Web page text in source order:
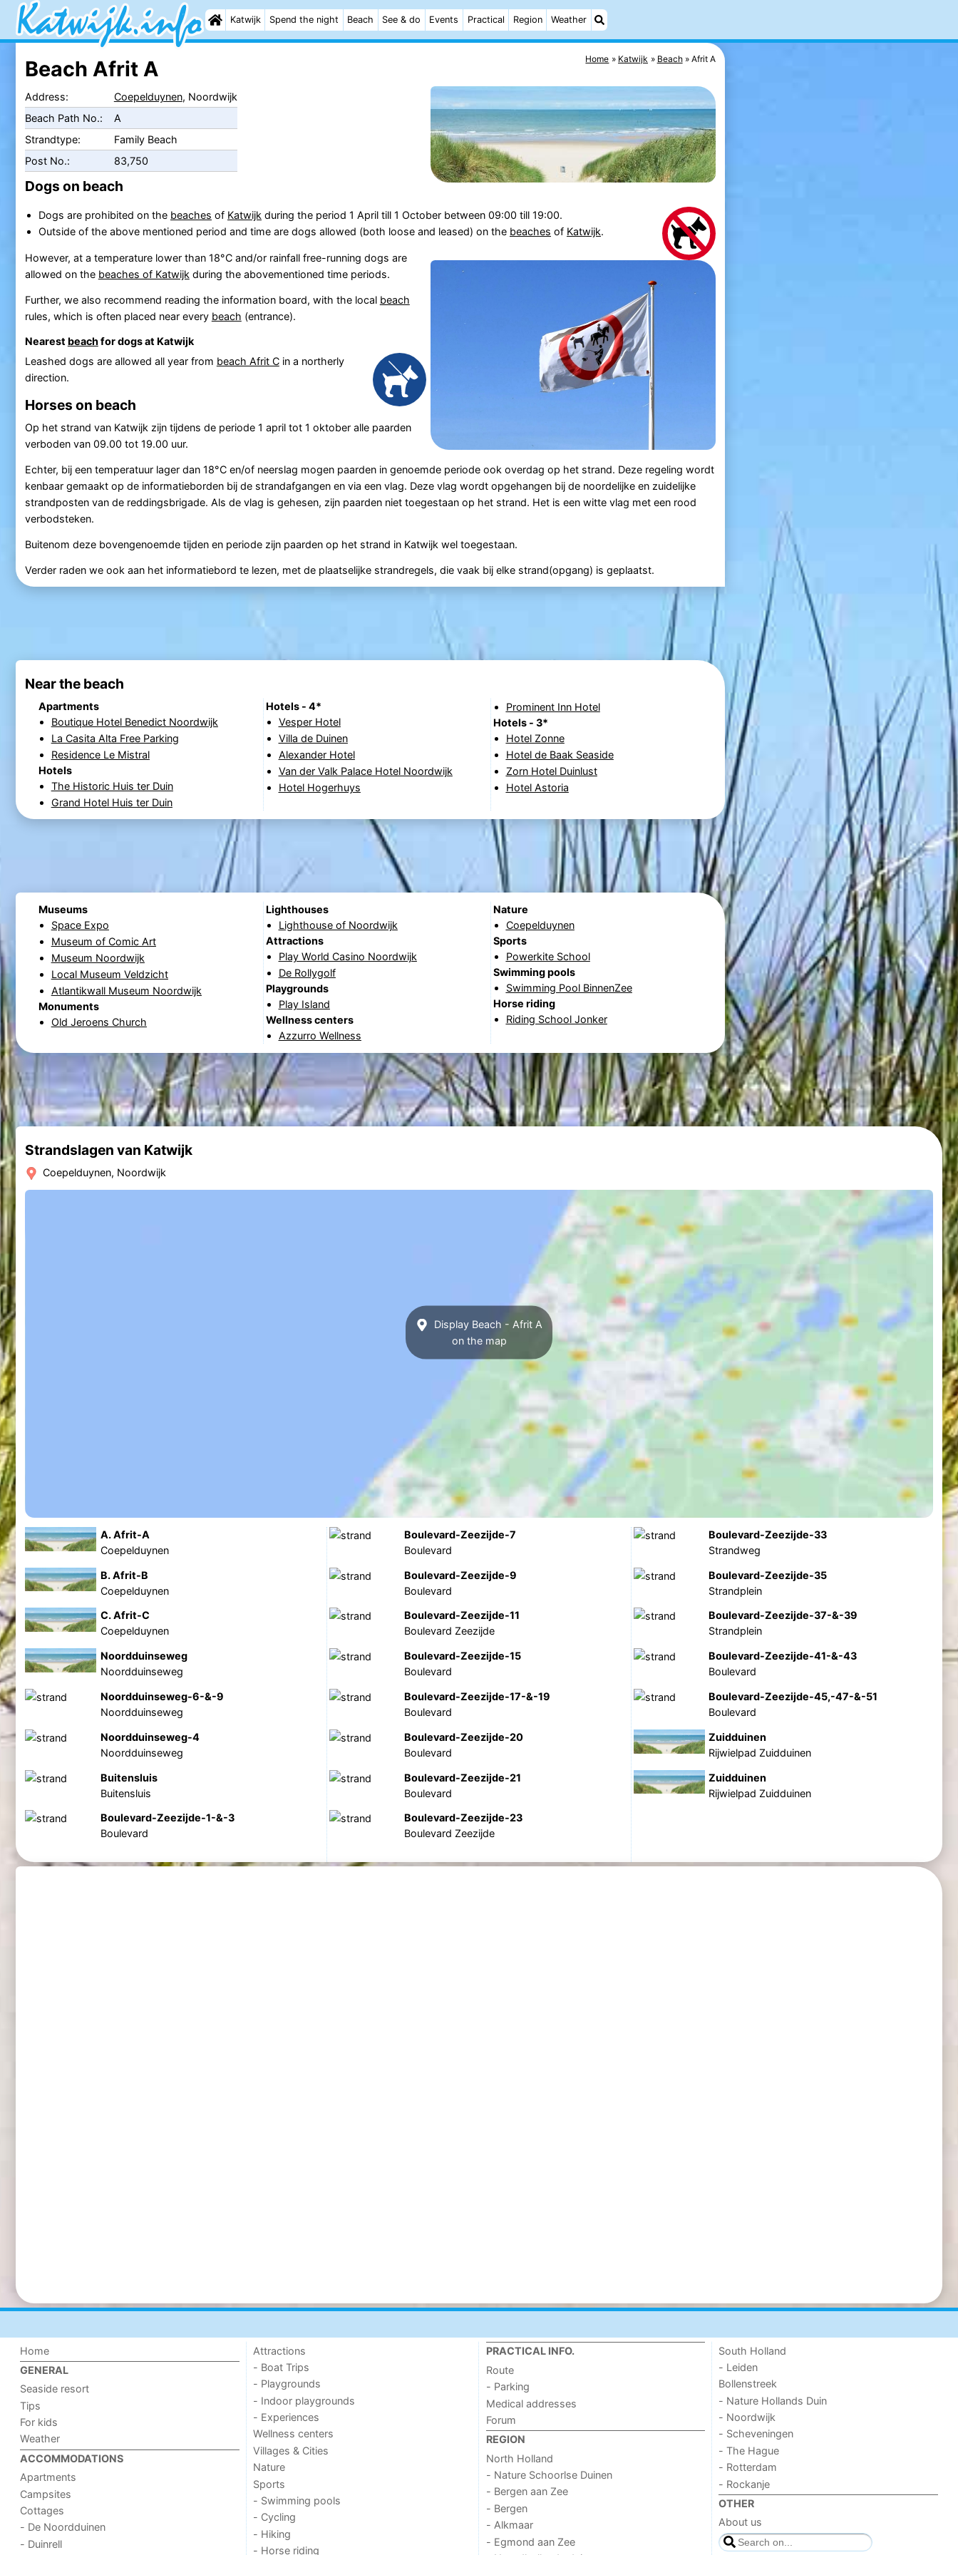
Katwijk Spend the night Beach See & do Events Practical Region Weather
Home Katwijk Beach Afrit A
Beach Afrit A
Address: Coepelduynen, Noordwijk
Beach Path No.:
A
Strandtype:
Family Beach
Post No.:
83,750
Dogs on beach
Dogs are prohibited on the beaches of Katwijk during the period 1 April till 1 October between 09:00 till 19:00.
Outside of the above mentioned period and time are dogs allowed (both loose and leased) on the beaches of Katwijk.
However, at a temperature lower than 18°C and/or rainfall free-running dogs are
allowed on the beaches of Katwijk during the abovementioned time periods.
Further, we also recommend reading the information board, with the local beach
rules, which is often placed near every beach (entrance).
Nearest beachfor dogs at Katwijk
Leashed dogs are allowed all year from beach Afrit Cin a northerly
direction.
Horses on beach
Op het strand van Katwijk zijn tijdens de periode 1 april tot 1 oktober alle paarden
verboden van 09.00 tot 19.00 uur.
Echter, bij een temperatuur lager dan 18°C en/of neerslag mogen paarden in genoemde periode ook overdag op het strand. Deze regeling wordt
kenbaar gemaakt op de informatieborden bij de strandafgangen en via een vlag. Deze vlag wordt opgehangen bij de noordelijke en zuidelijke
strandposten van de reddingsbrigade. Als de vlag is gehesen, zijn paarden niet toegestaan op het strand. Het is een witte vlag met een rood
verbodsteken.
Buitenom deze bovengenoemde tijden en periode zijn paarden op het strand in Katwijk wel toegestaan.
Verder raden we ook aan het informatiebord te lezen, met de plaatselijke strandregels, die vaak bij elke strand(opgang) is geplaatst.
Near the beach
Apartments
Boutique Hotel Benedict Noordwijk
La Casita Alta Free Parking
Residence Le Mistral
Hotels
The Historic Huis ter Duin
Grand Hotel Huis ter Duin
Hotels - 4*
Vesper Hotel
Villa de Duinen
Alexander Hotel
Van der Valk Palace Hotel Noordwijk
Hotel Hogerhuys
Prominent Inn Hotel
Hotels - 3*
Hotel Zonne
Hotel de Baak Seaside
Zorn Hotel Duinlust
Hotel Astoria
Museums
Space Expo
Museum of Comic Art
Museum Noordwijk
Local Museum Veldzicht
Atlantikwall Museum Noordwijk
Monuments
Old Jeroens Church
Lighthouses
Lighthouse of Noordwijk
Attractions
Play World Casino Noordwijk
De Rollygolf
Playgrounds
Play Island
Wellness centers
Azzurro Wellness
Nature
Coepelduynen
Sports
Powerkite School
Swimming pools
Swimming Pool BinnenZee
Horse riding
Riding School Jonker
Strandslagen van Katwijk
Coepelduynen, Noordwijk
Display Beach - Afrit A
on the map
A. Afrit-A
Coepelduynen
B. Afrit-B
Coepelduynen
C. Afrit-C
Coepelduynen
Noordduinseweg
Noordduinseweg
Noordduinseweg-6-&-9
Noordduinseweg
Noordduinseweg-4
Noordduinseweg
Buitensluis
Buitensluis
Boulevard-Zeezijde-1-&-3
Boulevard
Boulevard-Zeezijde-7
Boulevard
Boulevard-Zeezijde-9
Boulevard
Boulevard-Zeezijde-11
Boulevard Zeezijde
Boulevard-Zeezijde-15
Boulevard
Boulevard-Zeezijde-17-&-19
Boulevard
Boulevard-Zeezijde-20
Boulevard
Boulevard-Zeezijde-21
Boulevard
Boulevard-Zeezijde-23
Boulevard Zeezijde
Boulevard-Zeezijde-33
Strandweg
Boulevard-Zeezijde-35
Strandplein
Boulevard-Zeezijde-37-&-39
Strandplein
Boulevard-Zeezijde-41-&-43
Boulevard
Boulevard-Zeezijde-45,-47-&-51
Boulevard
Zuidduinen
Rijwielpad Zuidduinen
Zuidduinen
Rijwielpad Zuidduinen
Home
GENERAL
Seaside resort
Tips
For kids
Weather
ACCOMMODATIONS
Apartments
Campsites
Cottages
- De Noordduinen
- Duinrell
Attractions
- Boat Trips
- Playgrounds
- Indoor playgrounds
- Experiences
Wellness centers
Villages & Cities
Nature
Sports
- Swimming pools
- Cycling
- Hiking
- Horse riding
PRACTICAL INFO.
Route
- Parking
Medical addresses
Forum
REGION
North Holland
- Nature Schoorlse Duinen
- Bergen aan Zee
- Bergen
- Alkmaar
- Egmond aan Zee
South Holland
- Leiden
Bollenstreek
- Nature Hollands Duin
- Noordwijk
- Scheveningen
- The Hague
- Rotterdam
- Rockanje
OTHER
About us